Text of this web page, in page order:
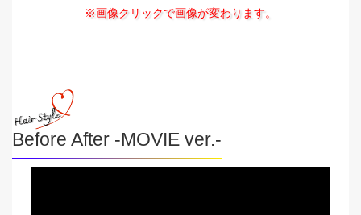
※画像クリックで画像が変わります。
Before After -MOVIE ver.-